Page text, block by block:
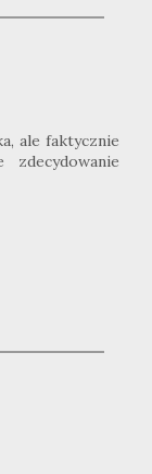
ale faktycznie